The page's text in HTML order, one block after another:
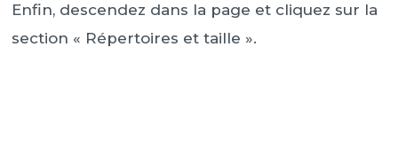
Enfin, descendez dans la page et cliquez sur la
section « Répertoires et taille ».